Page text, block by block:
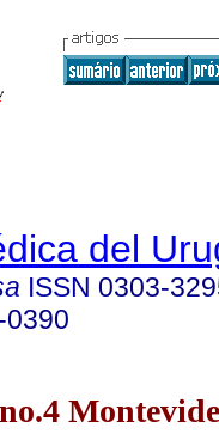
del
ISSN 0303-
0390